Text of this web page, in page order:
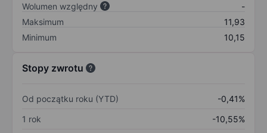
Wolumen względny
-
Maksimum
11,93
Minimum
10,15
Stopy zwrotu
Od początku roku (YTD)
-0,41%
1 rok
-10,55%